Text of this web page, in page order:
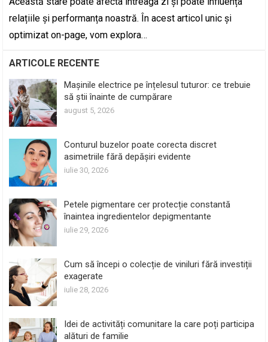
relațiile și performanța noastră. În acest articol unic și
optimizat on-page, vom explora…
ARTICOLE RECENTE
Mașinile electrice pe înțelesul tuturor: ce trebuie
să știi înainte de cumpărare
august 5, 2026
Conturul buzelor poate corecta discret
asimetriile fără depășiri evidente
iulie 30, 2026
Petele pigmentare cer protecție constantă
înaintea ingredientelor depigmentante
iulie 29, 2026
Cum să începi o colecție de viniluri fără investiții
exagerate
iulie 28, 2026
Idei de activități comunitare la care poți participa
alături de familie